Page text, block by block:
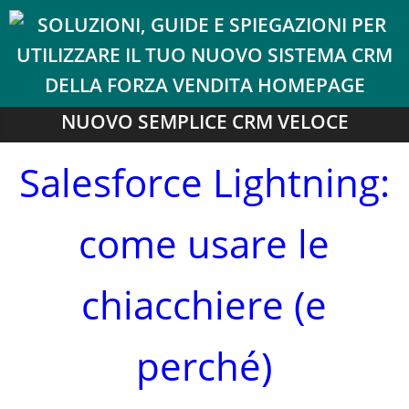
NUOVO SEMPLICE CRM VELOCE
Salesforce Lightning:
come usare le
chiacchiere (e
perché)